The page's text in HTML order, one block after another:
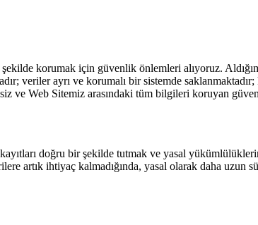
korumak için güvenlik önlemleri alıyoruz.
veriler ayrı ve korumalı bir sistemde
ve Web Sitemiz arasındaki tüm bilgileri koruyan
doğru bir şekilde tutmak ve yasal
artık ihtiyaç kalmadığında, yasal olarak daha